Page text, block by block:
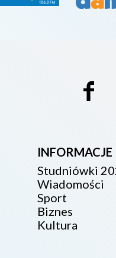
INFORMACJE
Studniówki
Wiadomości
Sport
Biznes
Kultura